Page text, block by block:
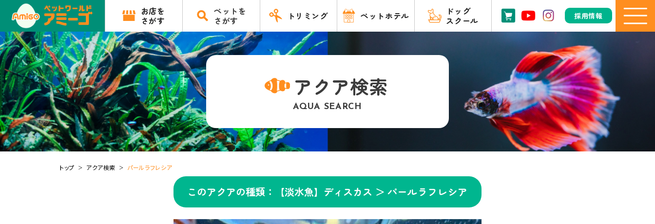
お店を
さがす
ペットを
さがす
トリミング ペットホテル
ドッグ
スクール
採用情報
アクア検索
AQUA SEARCH
トップ アクア検索 パールラフレシア
このアクアの種類：【淡水魚】ディスカス ＞ パールラフレシア